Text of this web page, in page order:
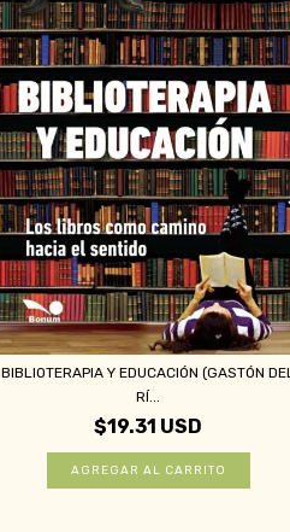
BIBLIOTERAPIA Y EDUCACIÓN (GASTÓN DEL
RÍ...
$19.31 USD